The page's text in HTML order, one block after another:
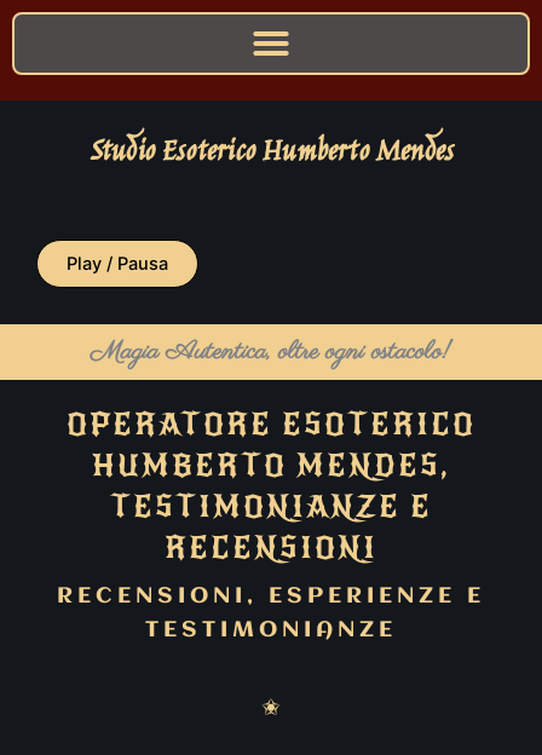
Studio Esoterico Humberto Mendes
Play / Pausa
Magia Autentica, oltre ogni ostacolo!
OPERATORE ESOTERICO
HUMBERTO MENDES,
TESTIMONIANZE E
RECENSIONI
RECENSIONI, ESPERIENZE E
TESTIMONIANZE
✬